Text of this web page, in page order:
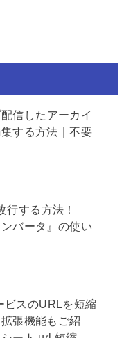
信したアーカイ
する方法｜不要
行する方法！
バータ』の使い
ビスのURLを短縮
張機能もご紹